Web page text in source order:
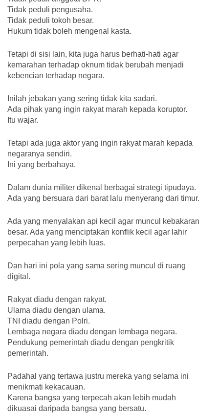
Tidak peduli pengusaha.
Tidak peduli tokoh besar.
Hukum tidak boleh mengenal kasta.
Tetapi di sisi lain, kita juga harus berhati-hati agar
kemarahan terhadap oknum tidak berubah menjadi
kebencian terhadap negara.
Inilah jebakan yang sering tidak kita sadari.
Ada pihak yang ingin rakyat marah kepada koruptor.
Itu wajar.
Tetapi ada juga aktor yang ingin rakyat marah kepada
negaranya sendiri.
Ini yang berbahaya.
Dalam dunia militer dikenal berbagai strategi tipudaya.
Ada yang bersuara dari barat lalu menyerang dari timur.
Ada yang menyalakan api kecil agar muncul kebakaran
besar. Ada yang menciptakan konflik kecil agar lahir
perpecahan yang lebih luas.
Dan hari ini pola yang sama sering muncul di ruang
digital.
Rakyat diadu dengan rakyat.
Ulama diadu dengan ulama.
TNI diadu dengan Polri.
Lembaga negara diadu dengan lembaga negara.
Pendukung pemerintah diadu dengan pengkritik
pemerintah.
Padahal yang tertawa justru mereka yang selama ini
menikmati kekacauan.
Karena bangsa yang terpecah akan lebih mudah
dikuasai daripada bangsa yang bersatu.